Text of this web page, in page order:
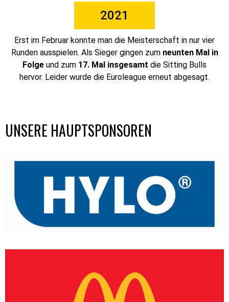
2021
Erst im Februar konnte man die Meisterschaft in nur vier
Runden ausspielen. Als Sieger gingen zum neunten Mal in
Folge und zum 17. Mal insgesamt die Sitting Bulls
hervor. Leider wurde die Euroleague erneut abgesagt.
UNSERE HAUPTSPONSOREN